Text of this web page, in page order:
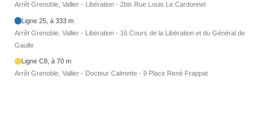
Arrêt Grenoble, Vallier - Libération - 2bis Rue Louis Le Cardonnel
Ligne 25, à 333 m
Arrêt Grenoble, Vallier - Libération - 16 Cours de la Libération et du Général de
Gaulle
Ligne C8, à 70 m
Arrêt Grenoble, Vallier - Docteur Calmette - 9 Place René Frappat